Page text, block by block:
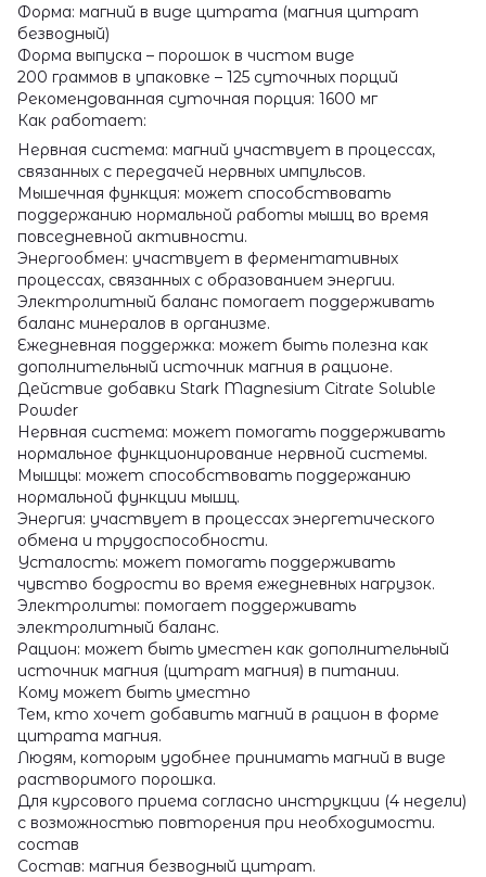
Форма: магний в виде цитрата (магния цитрат
безводный)
Форма выпуска – порошок в чистом виде
200 граммов в упаковке – 125 суточных порций
Рекомендованная суточная порция: 1600 мг
Как работает:
Нервная система: магний участвует в процессах,
связанных с передачей нервных импульсов.
Мышечная функция: может способствовать
поддержанию нормальной работы мышц во время
повседневной активности.
Энергообмен: участвует в ферментативных
процессах, связанных с образованием энергии.
Электролитный баланс помогает поддерживать
баланс минералов в организме.
Ежедневная поддержка: может быть полезна как
дополнительный источник магния в рационе.
Действие добавки Stark Magnesium Citrate Soluble
Powder
Нервная система: может помогать поддерживать
нормальное функционирование нервной системы.
Мышцы: может способствовать поддержанию
нормальной функции мышц.
Энергия: участвует в процессах энергетического
обмена и трудоспособности.
Усталость: может помогать поддерживать
чувство бодрости во время ежедневных нагрузок.
Электролиты: помогает поддерживать
электролитный баланс.
Рацион: может быть уместен как дополнительный
источник магния (цитрат магния) в питании.
Кому может быть уместно
Тем, кто хочет добавить магний в рацион в форме
цитрата магния.
Людям, которым удобнее принимать магний в виде
растворимого порошка.
Для курсового приема согласно инструкции (4 недели)
с возможностью повторения при необходимости.
состав
Состав: магния безводный цитрат.